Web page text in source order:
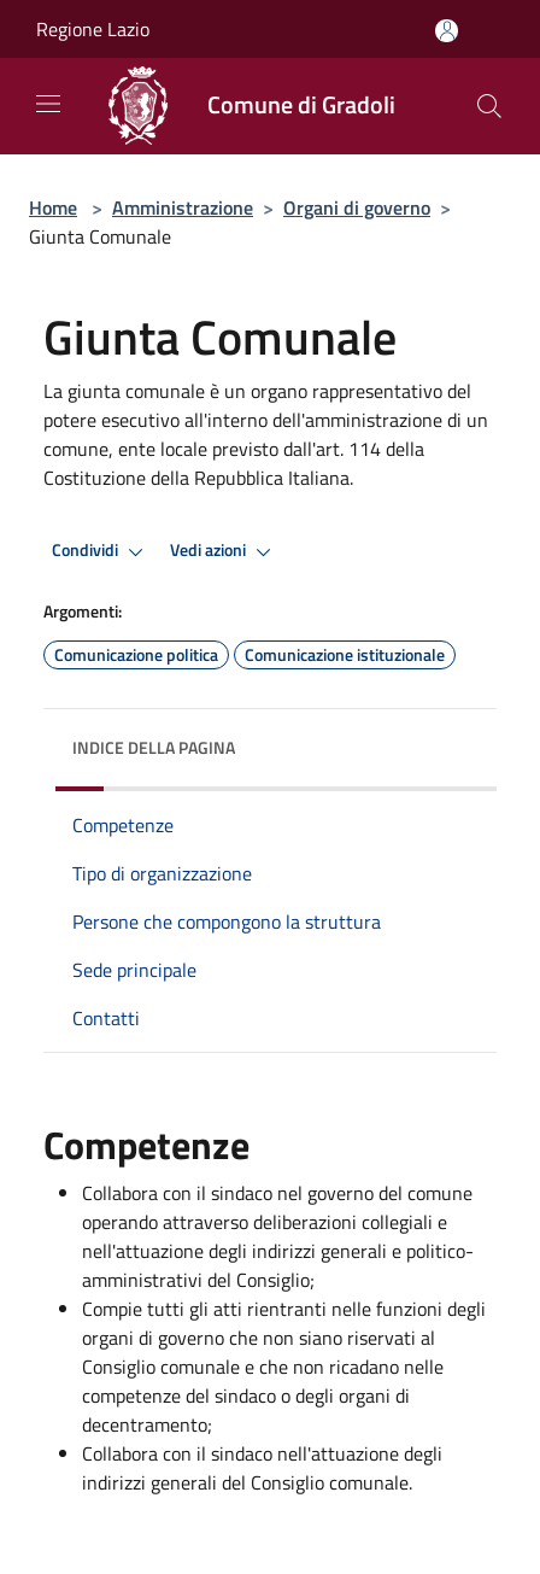
Regione Lazio
Comune di Gradoli
Home > Amministrazione > Organi di governo >
Giunta Comunale
Giunta Comunale
La giunta comunale è un organo rappresentativo del
potere esecutivo all'interno dell'amministrazione di un
comune, ente locale previsto dall'art. 114 della
Costituzione della Repubblica Italiana.
Condividi Vedi azioni
Argomenti:
Comunicazione politica
Comunicazione istituzionale
INDICE DELLA PAGINA
Competenze
Tipo di organizzazione
Persone che compongono la struttura
Sede principale
Contatti
Competenze
Collabora con il sindaco nel governo del comune
operando attraverso deliberazioni collegiali e
nell'attuazione degli indirizzi generali e politico-
amministrativi del Consiglio;
Compie tutti gli atti rientranti nelle funzioni degli
organi di governo che non siano riservati al
Consiglio comunale e che non ricadano nelle
competenze del sindaco o degli organi di
decentramento;
Collabora con il sindaco nell'attuazione degli
indirizzi generali del Consiglio comunale.